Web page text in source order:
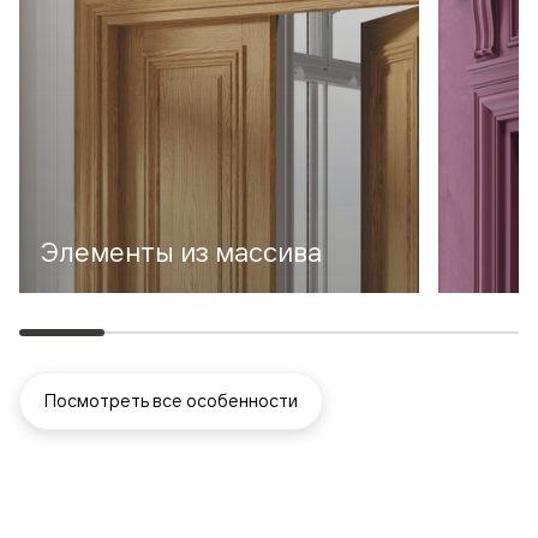
Элементы из массива
Посмотреть все особенности